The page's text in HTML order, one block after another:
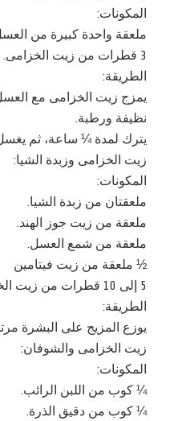
المكونات:
ملعقة واحدة كبيرة من
3 قطرات من زيت الخزامى.
الطريقة:
يمزج زيت الخزامى مع
نظيفة ورطبة.
يترك لمدة ¼ ساعة، ثم يغسل
زيت الخزامى وزبدة الشيا:
المكونات:
ملعقتان من زبدة الشيا.
ملعقة من زيت جوز الهند.
ملعقة من شمع العسل.
½ ملعقة من زيت فيتامين
5 إلى 10 قطرات من زيت الخزامى.
الطريقة:
يوزع المزيج على البشرة
زيت الخزامى والشوفان:
المكونات:
¼ كوب من اللبن الرائب.
¼ كوب من دقيق الذرة.